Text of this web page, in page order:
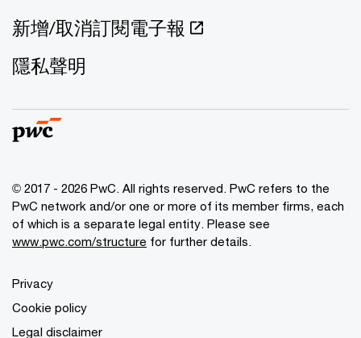
新增/取消訂閱電子報
隱私聲明
© 2017 - 2026 PwC. All rights reserved. PwC refers to the
PwC network and/or one or more of its member firms, each
of which is a separate legal entity. Please see
www.pwc.com/structure for further details.
Privacy
Cookie policy
Legal disclaimer